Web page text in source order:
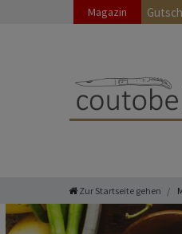
Magazin
Zur Startseite gehen